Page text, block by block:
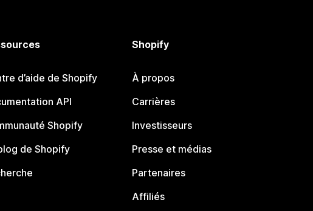
d’aide de Shopify
API
Shopify
de Shopify
Shopify
À propos
Carrières
Investisseurs
Presse et médias
Partenaires
Affiliés